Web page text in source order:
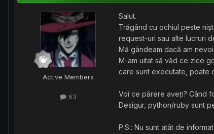
Active Members
63
Salut.
Trăgând cu ochiul peste
request-uri sau alte lucruri
Mă gândeam dacă am
M-am uitat să văd ce zice
care sunt executate, poate
Voi ce părere aveți? Când
Desigur, python/ruby sunt
P.S.: Nu sunt atât de